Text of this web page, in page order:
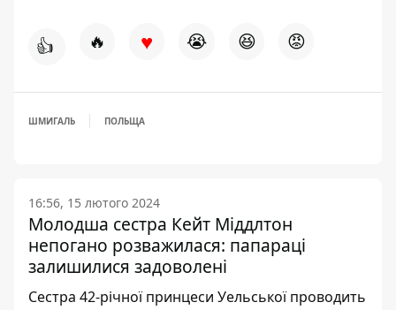
👍 🔥 ♥ 😭 😆 😡
ШМИГАЛЬ ПОЛЬЩА
16:56, 15 лютого 2024
Молодша сестра Кейт Міддлтон
непогано розважилася: папараці
залишилися задоволені
Сестра 42-річної принцеси Уельської проводить